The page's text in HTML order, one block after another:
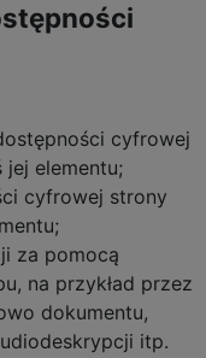
cyfrowej
elementu;
cyfrowej strony
za pomocą
na przykład przez
dokumentu,
itp.